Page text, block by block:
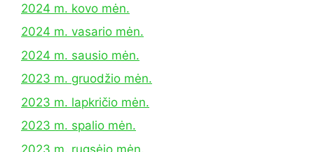
2024 m. kovo mėn.
2024 m. vasario mėn.
2024 m. sausio mėn.
2023 m. gruodžio mėn.
2023 m. lapkričio mėn.
2023 m. spalio mėn.
2023 m. rugsėjo mėn.